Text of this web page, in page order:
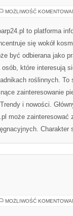
MOŻLIWOŚĆ
to platforma
się wokół
być odbierana jako
osób, które interesują
roślinnych.
zainteresowanie
i nowości.
może zainteresować
MOŻLIWOŚĆ